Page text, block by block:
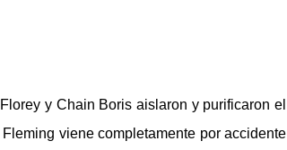
y Chain Boris aislaron y purificaron el
viene completamente por accidente